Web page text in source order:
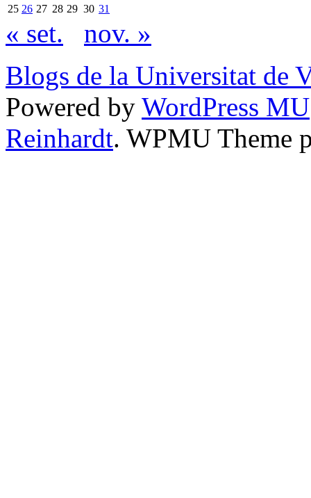
25 26 27 28 29 30 31
« set.
nov. »
Blogs de la Universitat de
Powered by WordPress MU
Reinhardt. WPMU Theme